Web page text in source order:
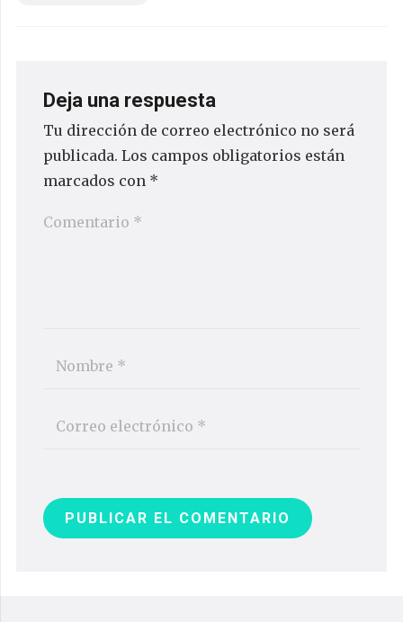
Deja una respuesta
Tu dirección de correo electrónico no será
publicada. Los campos obligatorios están
marcados con *
PUBLICAR EL COMENTARIO